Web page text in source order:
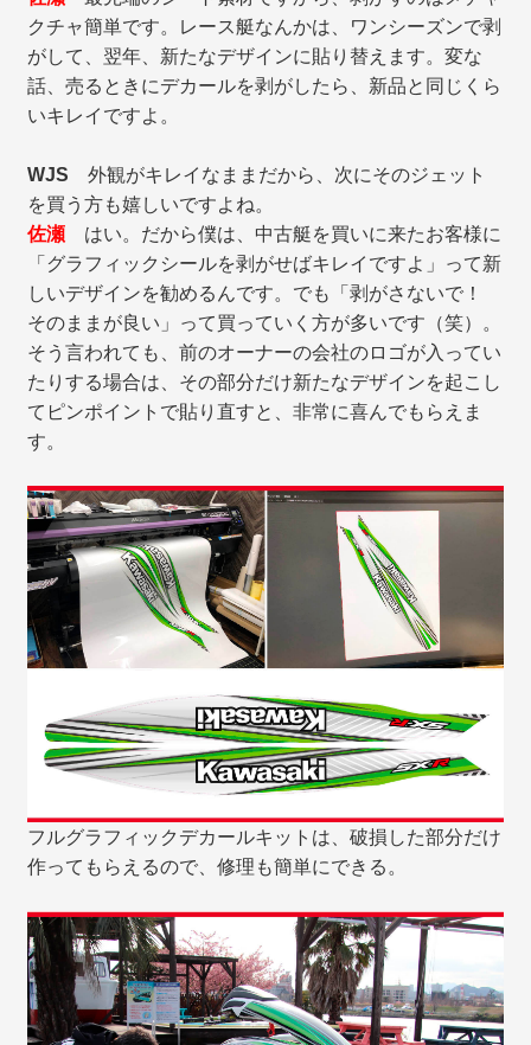
クチャ簡単です。レース艇なんかは、ワンシーズンで剥
がして、翌年、新たなデザインに貼り替えます。変な
話、売るときにデカールを剥がしたら、新品と同じくら
いキレイですよ。
WJS 外観がキレイなままだから、次にそのジェット
を買う方も嬉しいですよね。
佐瀬 はい。だから僕は、中古艇を買いに来たお客様に
「グラフィックシールを剥がせばキレイですよ」って新
しいデザインを勧めるんです。でも「剥がさないで！
そのままが良い」って買っていく方が多いです（笑）。
そう言われても、前のオーナーの会社のロゴが入ってい
たりする場合は、その部分だけ新たなデザインを起こし
てピンポイントで貼り直すと、非常に喜んでもらえま
す。
フルグラフィックデカールキットは、破損した部分だけ
作ってもらえるので、修理も簡単にできる。